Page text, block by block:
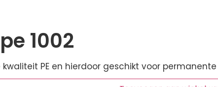
1002
PE en hierdoor geschikt voor